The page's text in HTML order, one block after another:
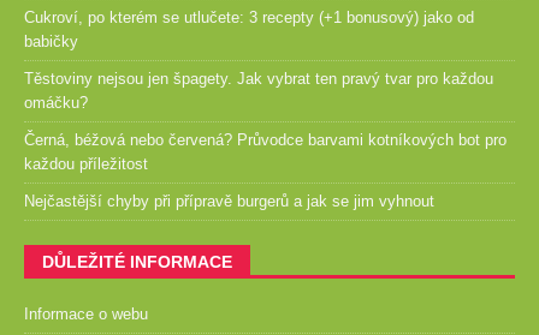
Cukroví, po kterém se utlučete: 3 recepty (+1 bonusový) jako od
babičky
Těstoviny nejsou jen špagety. Jak vybrat ten pravý tvar pro každou
omáčku?
Černá, béžová nebo červená? Průvodce barvami kotníkových bot pro
každou příležitost
Nejčastější chyby při přípravě burgerů a jak se jim vyhnout
DŮLEŽITÉ INFORMACE
Informace o webu